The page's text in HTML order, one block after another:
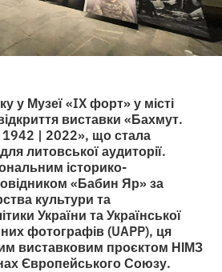
у Музеї «IX форт» у місті
виставки «Бахмут.
| 2022», що стала
литовської аудиторії.
історико-
«Бабин Яр» за
культури та
України та Української
фотографів (UAPP), ця
виставковим проєктом НІМЗ
Європейського Союзу.